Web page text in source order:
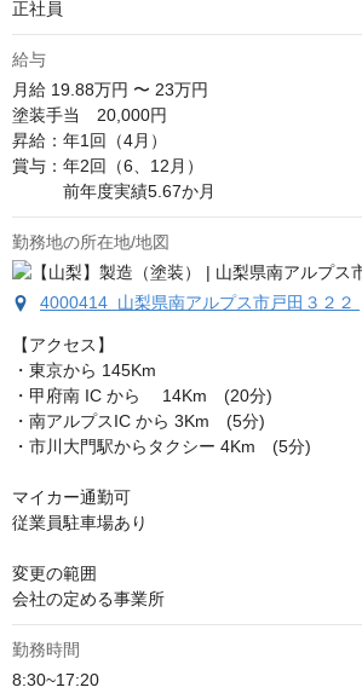
正社員
給与
月給 19.88万円 〜 23万円
塗装手当　20,000円
昇給：年1回（4月）
賞与：年2回（6、12月）
前年度実績5.67か月
勤務地の所在地/地図
4000414 山梨県南アルプス市戸田３２２
【アクセス】
・東京から 145Km
・甲府南 IC から　 14Km　(20分)
・南アルプスIC から 3Km　(5分)
・市川大門駅からタクシー 4Km　(5分)
マイカー通勤可
従業員駐車場あり
変更の範囲
会社の定める事業所
勤務時間
8:30~17:20